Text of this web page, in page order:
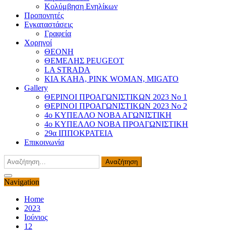
Κολύμβηση Ενηλίκων
Προπονητές
Εγκαταστάσεις
Γραφεία
Χορηγοί
ΘΕΟΝΗ
ΘΕΜΕΛΗΣ PEUGEOT
LA STRADA
KIA KAHA, PINK WOMAN, MIGATO
Gallery
ΘΕΡΙΝΟΙ ΠΡΟΑΓΩΝΙΣΤΙΚΩΝ 2023 Νο 1
ΘΕΡΙΝΟΙ ΠΡΟΑΓΩΝΙΣΤΙΚΩΝ 2023 Νο 2
4ο ΚΥΠΕΛΛΟ ΝΟΒΑ ΑΓΩΝΙΣΤΙΚΗ
4ο ΚΥΠΕΛΛΟ ΝΟΒΑ ΠΡΟΑΓΩΝΙΣΤΙΚΗ
29α ΙΠΠΟΚΡΑΤΕΙΑ
Επικοινωνία
Αναζήτηση
για:
Navigation
Home
2023
Ιούνιος
12